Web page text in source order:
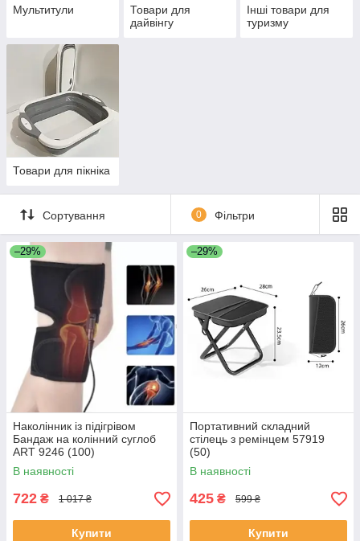
Мультитули
Товари для
дайвінгу
Інші товари для
туризму
Товари для пікніка
Сортування 0 Фільтри
–29%
Наколінник із підігрівом
Бандаж на колінний суглоб
ART 9246 (100)
В наявності
722 ₴ 1 017 ₴
Купити
–29%
Портативний складний
стілець з ремінцем 57919
(50)
В наявності
425 ₴ 599 ₴
Купити